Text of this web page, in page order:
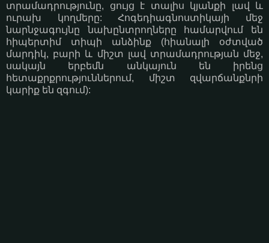
տրամադրությունը, ցույց է տալիս կյանքի լավ և
ուրախ կողմերը: Հոգեդիագնոստիկայի մեջ
նարնջագույնը նախընտրողները համարվում են
հիպերտիմ տիպի անձինք (հիանալի օժտված
մարդիկ, բարի և միշտ լավ տրամադրության մեջ,
սակայն երբեմն անկայուն են իրենց
հետաքրքրություններում, միշտ զվարճանքնրի
կարիք են զգում):